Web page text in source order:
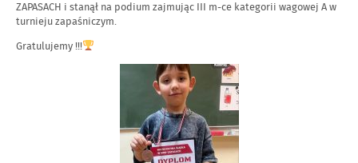
ZAPASACH i stanął na podium zajmując III m-ce kategorii wagowej A w
turnieju zapaśniczym.
Gratulujemy !!!